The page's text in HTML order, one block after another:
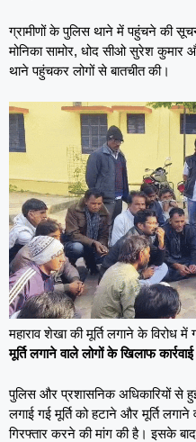
ग्रामीणों के पुलिस थाने में पहुंचने की
मोनिका सामोर, धोद सीओ सुरेश कुमार
थाने पहुंचकर लोगों से बातचीत की।
महाराव शेखा की मूर्ति लगाने के विरोध
मूर्ति लगाने वाले लोगों के खिलाफ
पुलिस और प्रशासनिक अधिकारियों से
लगाई गई मूर्ति को हटाने और मूर्ति
गिरफ्तार करने की मांग की है। इसके